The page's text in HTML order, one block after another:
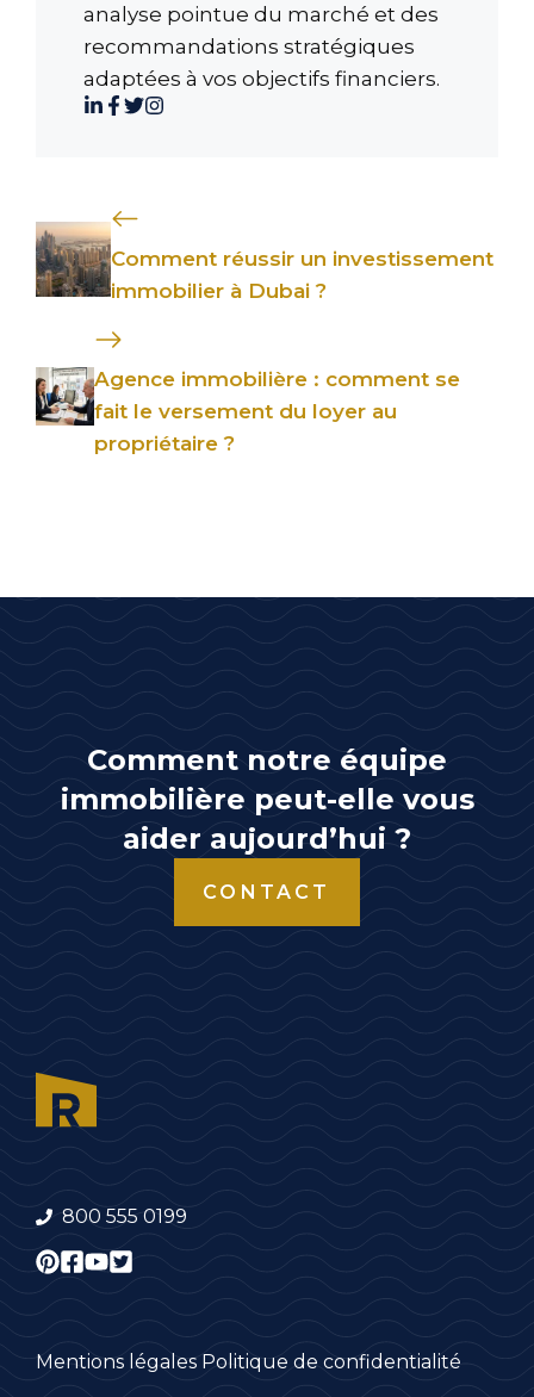
analyse pointue du marché et des
recommandations stratégiques
adaptées à vos objectifs financiers.
Comment réussir un investissement
immobilier à Dubai ?
Agence immobilière : comment se
fait le versement du loyer au
propriétaire ?
Comment notre équipe
immobilière peut-elle vous
aider aujourd’hui ?
CONTACT
800 555 0199
Mentions légales Politique de confidentialité